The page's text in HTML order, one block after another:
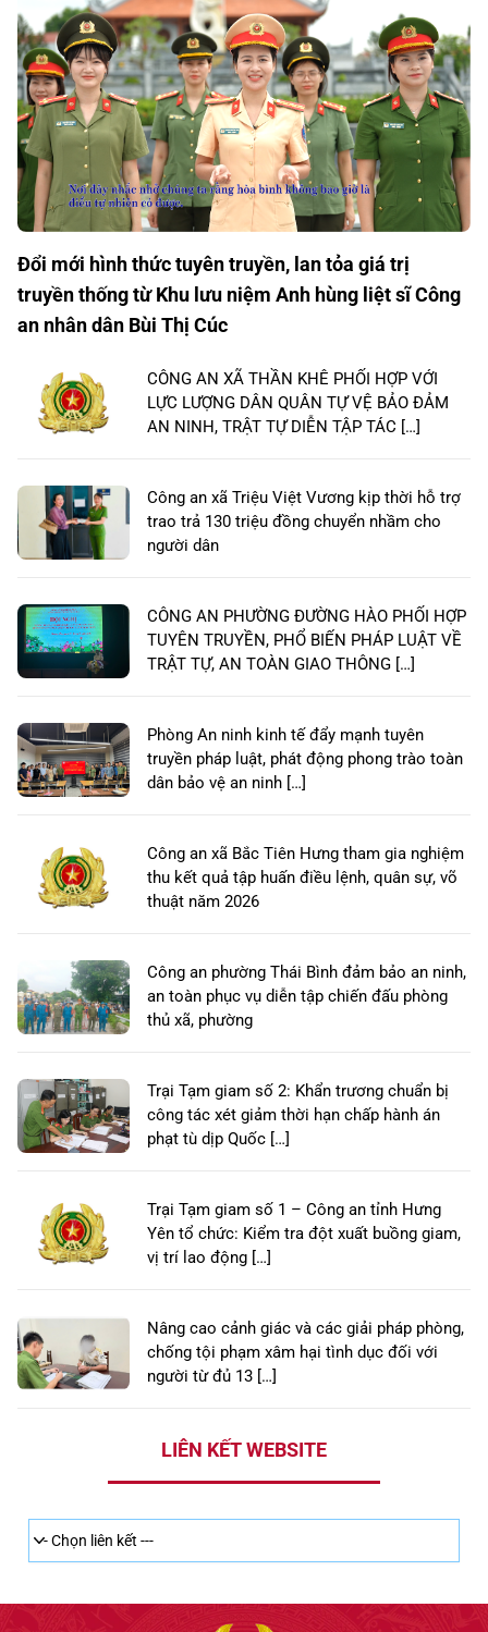
Đổi mới hình thức tuyên truyền, lan tỏa giá trị
truyền thống từ Khu lưu niệm Anh hùng liệt sĩ Công
an nhân dân Bùi Thị Cúc
CÔNG AN XÃ THẦN KHÊ PHỐI HỢP VỚI
LỰC LƯỢNG DÂN QUÂN TỰ VỆ BẢO ĐẢM
AN NINH, TRẬT TỰ DIỄN TẬP TÁC […]
Công an xã Triệu Việt Vương kịp thời hỗ trợ
trao trả 130 triệu đồng chuyển nhầm cho
người dân
CÔNG AN PHƯỜNG ĐƯỜNG HÀO PHỐI HỢP
TUYÊN TRUYỀN, PHỔ BIẾN PHÁP LUẬT VỀ
TRẬT TỰ, AN TOÀN GIAO THÔNG […]
Phòng An ninh kinh tế đẩy mạnh tuyên
truyền pháp luật, phát động phong trào toàn
dân bảo vệ an ninh […]
Công an xã Bắc Tiên Hưng tham gia nghiệm
thu kết quả tập huấn điều lệnh, quân sự, võ
thuật năm 2026
Công an phường Thái Bình đảm bảo an ninh,
an toàn phục vụ diễn tập chiến đấu phòng
thủ xã, phường
Trại Tạm giam số 2: Khẩn trương chuẩn bị
công tác xét giảm thời hạn chấp hành án
phạt tù dịp Quốc […]
Trại Tạm giam số 1 – Công an tỉnh Hưng
Yên tổ chức: Kiểm tra đột xuất buồng giam,
vị trí lao động […]
Nâng cao cảnh giác và các giải pháp phòng,
chống tội phạm xâm hại tình dục đối với
người từ đủ 13 […]
LIÊN KẾT WEBSITE